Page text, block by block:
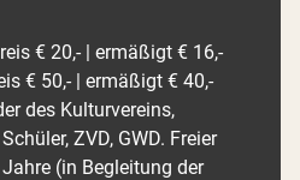
€ 20,- | ermäßigt € 16,-
€ 50,- | ermäßigt € 40,-
des Kulturvereins,
ZVD, GWD. Freier
(in Begleitung der